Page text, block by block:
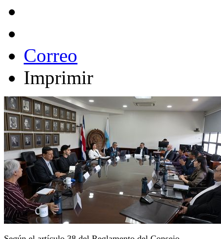
Correo
Imprimir